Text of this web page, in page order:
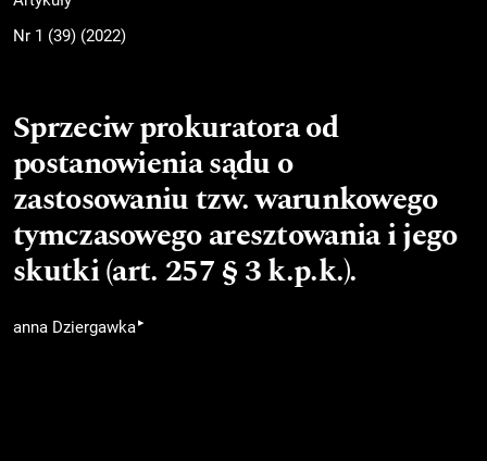
Nr 1 (39) (2022)
Sprzeciw prokuratora od
postanowienia sądu o
zastosowaniu tzw. warunkowego
tymczasowego aresztowania i jego
skutki (art. 257 § 3 k.p.k.).
anna Dziergawka▸